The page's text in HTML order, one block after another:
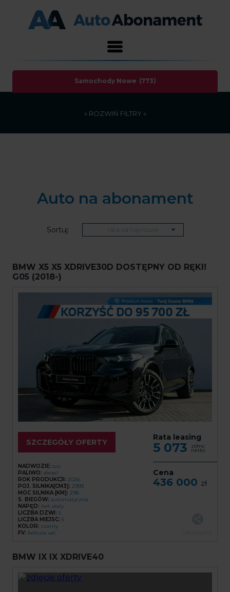
» ROZWIŃ FILTRY «
Samochody Nowe (773)
Auto na abonament
Sortuj: rata od najniższej
BMW X5 X5 XDRIVE30D DOSTĘPNY OD RĘKI!
G05 (2018-)
NADWOZIE: suv
PALIWO: diesel
ROK PRODUKCJI: 2026
POJ. SILNIKA[CM3]: 2993
MOC SILNIKA [KM]: 298
S. BIEGÓW: automatyczna
NAPĘD: 4x4_staly
LICZBA DZWI: 5
LICZBA MIEJSC: 5
KOLOR: czarny
FV: faktura vat
SZCZEGÓŁY OFERTY
Rata leasing
5 073 zł/mc
netto
Cena
436 000 zł
BMW IX IX XDRIVE40